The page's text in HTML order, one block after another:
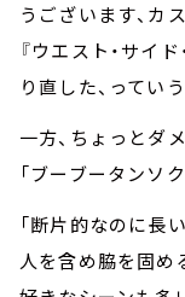
うございます、カ
『ウエスト・サイ
り直した、ってい
一方、ちょっとダ
「ブーブータンソク
「断片的なのに長
人を含め脇を固め